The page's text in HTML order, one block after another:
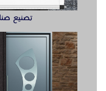
تصنيع